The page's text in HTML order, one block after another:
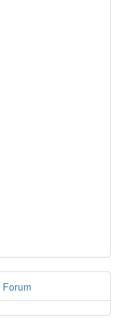
Forum